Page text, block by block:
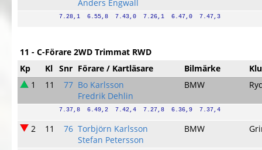
Anders Engwall
7.28,1  6.55,8  7.43,0  7.26,1  6.47,0  7.47,3
11 - C-Förare 2WD Trimmat RWD
Kp
Kl Snr Förare / Kartläsare Bilmärke
1
11 77 Bo Karlsson
Fredrik Dehlin
BMW
7.37,8  6.49,2  7.42,4  7.27,8  6.36,9  7.37,4
2 11 76 Torbjörn Karlsson
Stefan Petersson
BMW